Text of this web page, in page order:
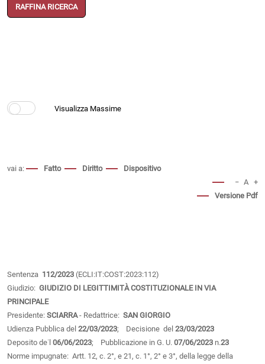
RAFFINA RICERCA
vai a: Fatto Diritto
Dispositivo
− A +
Versione Pdf
Sentenza 112/2023 (ECLI:IT:COST:2023:112)
Giudizio: GIUDIZIO DI LEGITTIMITÀ COSTITUZIONALE IN VIA
PRINCIPALE
Presidente: SCIARRA- Redattrice: SAN GIORGIO
Udienza Pubblica del 22/03/2023; Decisione del 23/03/2023
Deposito de˙l 06/06/2023; Pubblicazione in G. U. 07/06/2023 n.23
Norme impugnate: Artt. 12, c. 2°, e 21, c. 1°, 2° e 3°, della legge della